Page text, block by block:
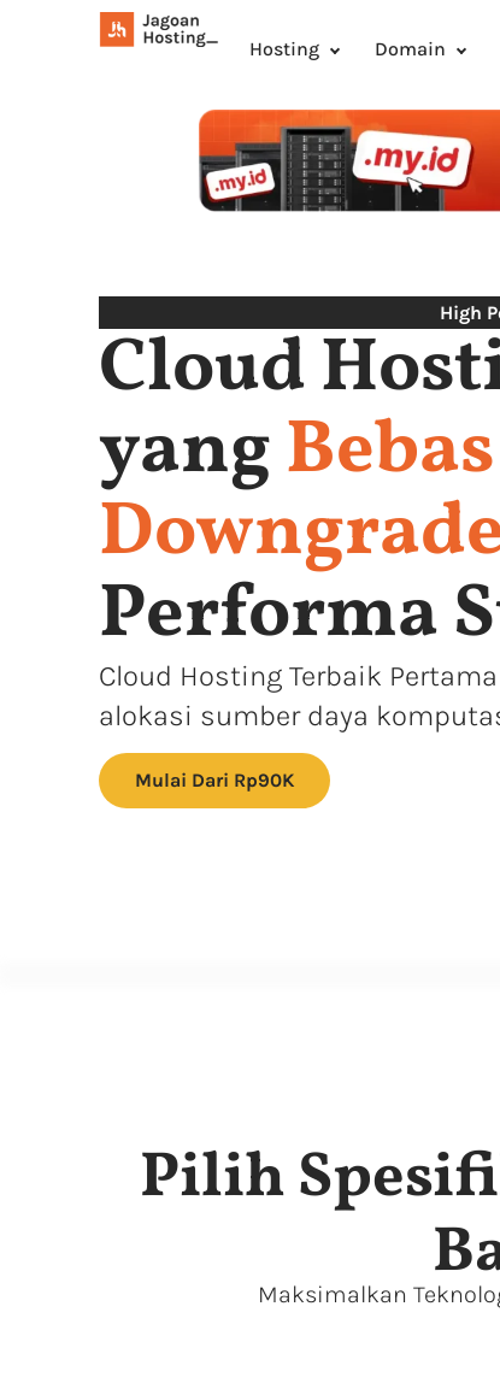
Hosting Domain
High
Cloud
yang
Performa
Cloud Hosting Terbaik
alokasi sumber daya
Mulai Dari Rp90K
Pilih
Maksimalkan